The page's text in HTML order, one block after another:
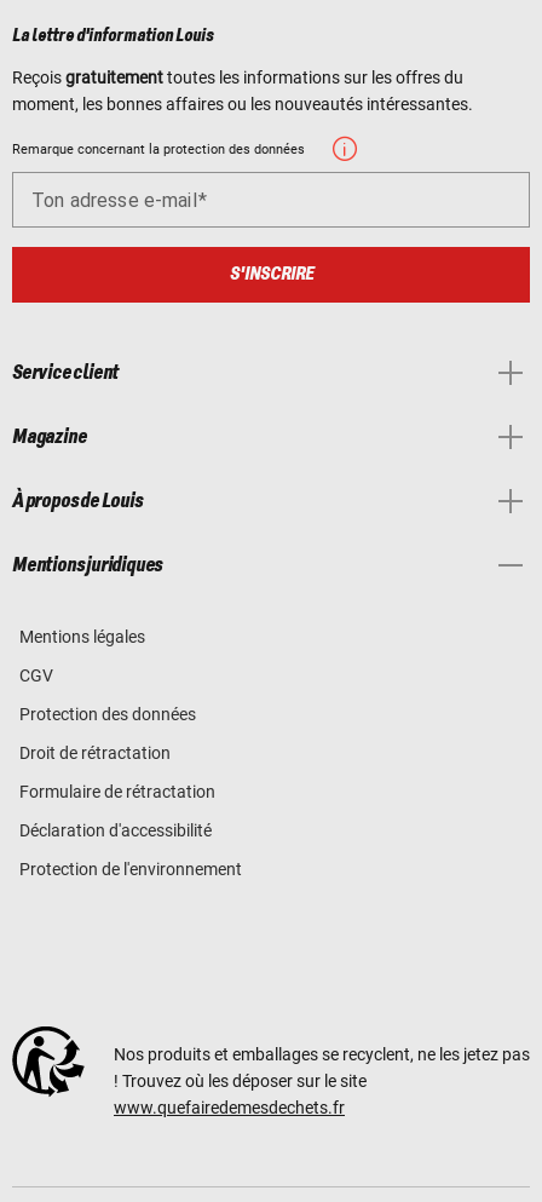
La lettre d'information Louis
Reçoisgratuitementtoutes les informations sur les offres du
moment, les bonnes affaires ou les nouveautés intéressantes.
Remarque concernant la protection des données
Ton adresse e-mail
S'INSCRIRE
Service client
Magazine
À propos de Louis
Mentions juridiques
Mentions légales
CGV
Protection des données
Droit de rétractation
Formulaire de rétractation
Déclaration d'accessibilité
Protection de l'environnement
Nos produits et emballages se recyclent, ne les jetez pas
! Trouvez où les déposer sur le site
www.quefairedemesdechets.fr